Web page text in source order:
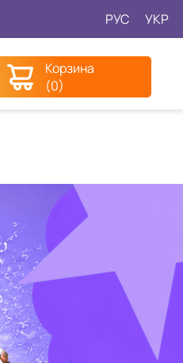
РУС УКР
Корзина
(0)